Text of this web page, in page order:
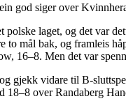
god siger over
polske laget, og det var
to mål bak, og framleis
16–8. Men det var
gjekk vidare til B-
18–8 over Randaberg